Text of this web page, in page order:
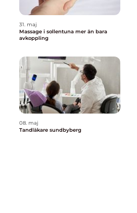
31. maj
Massage i sollentuna mer än bara
avkoppling
08. maj
Tandläkare sundbyberg